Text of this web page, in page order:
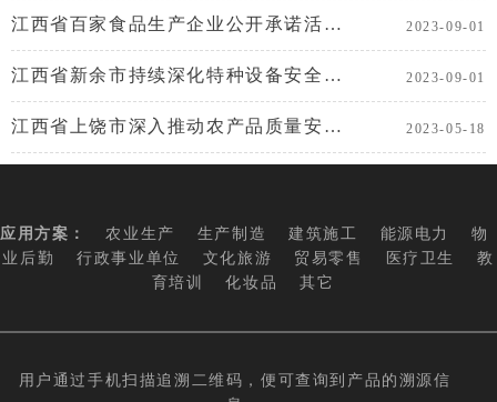
江西省百家食品生产企业公开承诺活动在南昌举办 2023-09-01
江西省新余市持续深化特种设备安全治理 2023-09-01
江西省上饶市深入推动农产品质量安全监管数字化 2023-05-18
应用方案： 农业生产 生产制造 建筑施工 能源电力
物
业后勤
行政事业单位 文化旅游 贸易零售 医疗卫生
教
育培训
化妆品 其它
用户通过手机扫描追溯二维码，便可查询到产品的溯源信